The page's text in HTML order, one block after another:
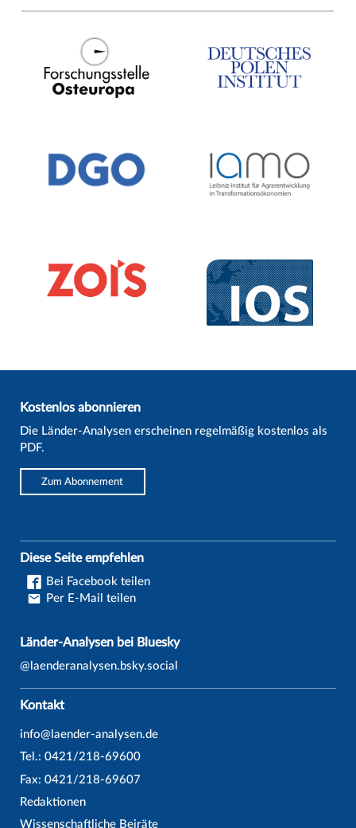
Kostenlos abonnieren
Die Länder-Analysen erscheinen regelmäßig kostenlos als
PDF.
Zum Abonnement
Diese Seite empfehlen
Bei Facebook teilen
Per E-Mail teilen
Länder-Analysen bei Bluesky
@laenderanalysen.bsky.social
Kontakt
info@laender-analysen.de
Tel.: 0421/218-69600
Fax: 0421/218-69607
Redaktionen
Wissenschaftliche Beiräte